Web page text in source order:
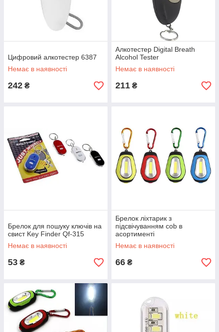
Цифровий алкотестер 6387
Немає в наявності
242 ₴
Алкотестер Digital Breath
Alcohol Tester
Немає в наявності
211 ₴
Брелок для пошуку ключів на
свист Key Finder Qf-315
Немає в наявності
53 ₴
Брелок ліхтарик з
підсвічуванням cob в
асортименті
Немає в наявності
66 ₴